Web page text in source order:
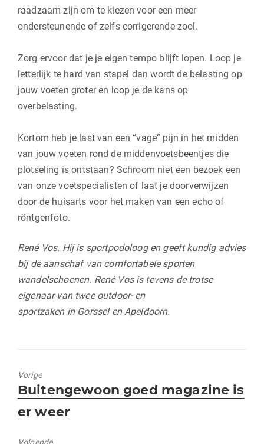
raadzaam zijn om te kiezen voor een meer
ondersteunende of zelfs corrigerende zool.
Zorg ervoor dat je je eigen tempo blijft lopen. Loop je
letterlijk te hard van stapel dan wordt de belasting op
jouw voeten groter en loop je de kans op
overbelasting.
Kortom heb je last van een “vage” pijn in het midden
van jouw voeten rond de middenvoetsbeentjes die
plotseling is ontstaan? Schroom niet een bezoek een
van onze voetspecialisten of laat je doorverwijzen
door de huisarts voor het maken van een echo of
röntgenfoto.
René Vos. Hij is sportpodoloog en geeft kundig advies
bij de aanschaf van comfortabele sporten
wandelschoenen. René Vos is tevens de trotse
eigenaar van twee outdoor- en
sportzaken in Gorssel en Apeldoorn.
Vorige
Vorig
Buitengewoon goed magazine is
er weer